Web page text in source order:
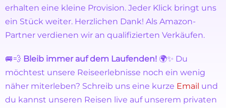
erhalten eine kleine Provision. Jeder Klick bringt uns
ein Stück weiter. Herzlichen Dank! Als Amazon-
Partner verdienen wir an qualifizierten Verkäufen.
🚐💨 Bleib immer auf dem Laufenden! 🌍✨ Du
möchtest unsere Reiseerlebnisse noch ein wenig
näher miterleben? Schreib uns eine kurze Email und
du kannst unseren Reisen live auf unserem privaten